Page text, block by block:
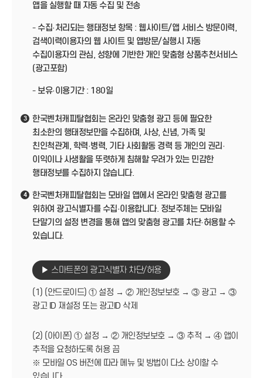
앱을 실행할 때 자동 수집 및 전송
- 수집·처리되는 행태정보 항목 : 웹사이트/앱 서비스 방문이력,
검색이력이용자의 웹 사이트 및 앱방문/실행시 자동
수집이용자의 관심, 성향에 기반한 개인 맞춤형 상품추천서비스
(광고포함)
- 보유·이용기간 : 180일
3
한국벤처캐피탈협회는 온라인 맞춤형 광고 등에 필요한
최소한의 행태정보만을 수집하며, 사상, 신념, 가족 및
친인척관계, 학력·병력, 기타 사회활동 경력 등 개인의 권리·
이익이나 사생활을 뚜렷하게 침해할 우려가 있는 민감한
행태정보를 수집하지 않습니다.
4
한국벤처캐피탈협회는 모바일 앱에서 온라인 맞춤형 광고를
위하여 광고식별자를 수집·이용합니다. 정보주체는 모바일
단말기의 설정 변경을 통해 앱의 맞춤형 광고를 차단·허용할 수
있습니다.
▶ 스마트폰의 광고식별자 차단/허용
(1) (안드로이드) ① 설정 → ② 개인정보보호 → ③ 광고 → ③
광고 ID 재설정 또는 광고ID 삭제
(2) (아이폰) ① 설정 → ② 개인정보보호 → ③ 추적 → ④ 앱이
추적을 요청하도록 허용 끔
※ 모바일 OS 버전에 따라 메뉴 및 방법이 다소 상이할 수